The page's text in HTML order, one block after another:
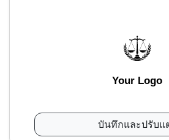
Your Logo
บันทึกและปรับแ